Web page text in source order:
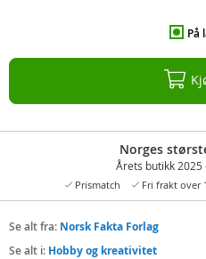
På
Norges
Årets butikk
Prismatch Fri frakt over
Se alt fra: Norsk Fakta Forlag
Se alt i: Hobby og kreativitet